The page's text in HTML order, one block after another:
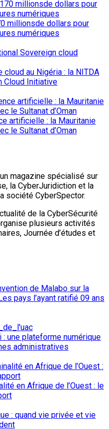
millionsde dollars pour
numériques
au Nigéria : la NITDA
Cloud Initiative
artificielle : la Mauritanie
le Sultanat d’Oman
magazine spécialisé sur
la CyberJuridiction et la
société CyberSpector.
de la CyberSécurité
plusieurs activités
Journée d’études et
de Malabo sur la
pays l’ayant ratifié 09 ans
: une plateforme numérique
administratives
en Afrique de l’Ouest : le